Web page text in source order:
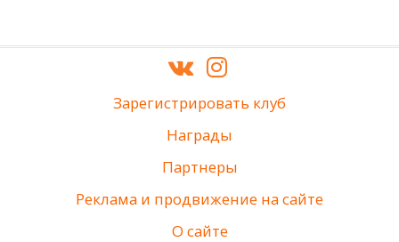
Зарегистрировать клуб
Награды
Партнеры
Реклама и продвижение на сайте
О сайте